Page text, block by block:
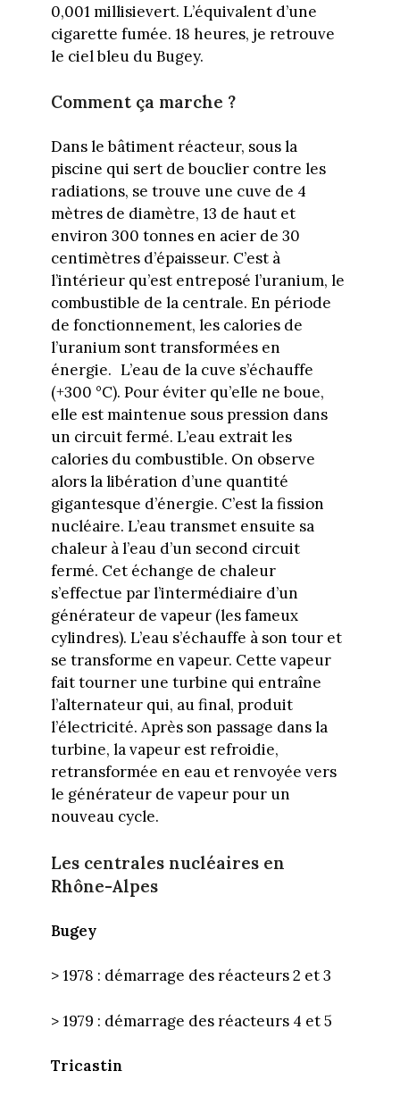
0,001 millisievert. L’équivalent d’une
cigarette fumée. 18 heures, je retrouve
le ciel bleu du Bugey.
Comment ça marche ?
Dans le bâtiment réacteur, sous la
piscine qui sert de bouclier contre les
radiations, se trouve une cuve de 4
mètres de diamètre, 13 de haut et
environ 300 tonnes en acier de 30
centimètres d’épaisseur. C’est à
l’intérieur qu’est entreposé l’uranium, le
combustible de la centrale. En période
de fonctionnement, les calories de
l’uranium sont transformées en
énergie. L’eau de la cuve s’échauffe
(+300 °C). Pour éviter qu’elle ne boue,
elle est maintenue sous pression dans
un circuit fermé. L’eau extrait les
calories du combustible. On observe
alors la libération d’une quantité
gigantesque d’énergie. C’est la fission
nucléaire. L’eau transmet ensuite sa
chaleur à l’eau d’un second circuit
fermé. Cet échange de chaleur
s’effectue par l’intermédiaire d’un
générateur de vapeur (les fameux
cylindres). L’eau s’échauffe à son tour et
se transforme en vapeur. Cette vapeur
fait tourner une turbine qui entraîne
l’alternateur qui, au final, produit
l’électricité. Après son passage dans la
turbine, la vapeur est refroidie,
retransformée en eau et renvoyée vers
le générateur de vapeur pour un
nouveau cycle.
Les centrales nucléaires en
Rhône-Alpes
Bugey
> 1978 : démarrage des réacteurs 2 et 3
> 1979 : démarrage des réacteurs 4 et 5
Tricastin